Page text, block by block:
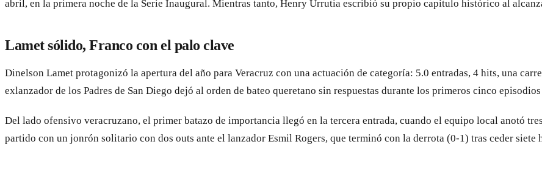
abril, en la primera noche de la Serie Inaugural. Mientras tanto, Henry Urrutia escribió su propio capítulo histórico al
Lamet sólido, Franco con el palo clave
Dinelson Lamet protagonizó la apertura del año para Veracruz con una actuación de categoría: 5.0 entradas, 4 hits, una
exlanzador de los Padres de San Diego dejó al orden de bateo queretano sin respuestas durante los primeros cinco
Del lado ofensivo veracruzano, el primer batazo de importancia llegó en la tercera entrada, cuando el equipo local anotó
partido con un jonrón solitario con dos outs ante el lanzador Esmil Rogers, que terminó con la derrota (0-1) tras ceder siete